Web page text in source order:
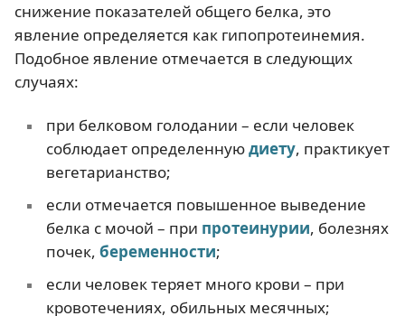
снижение показателей общего белка, это
явление определяется как гипопротеинемия.
Подобное явление отмечается в следующих
случаях:
при белковом голодании – если человек
соблюдает определеннуюдиету, практикует
вегетарианство;
если отмечается повышенное выведение
белка с мочой – при протеинурии, болезнях
почек, беременности;
если человек теряет много крови – при
кровотечениях, обильных месячных;